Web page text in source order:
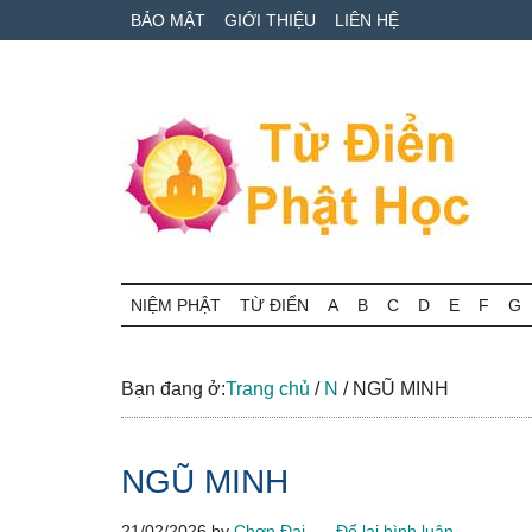
to
to
qua
BẢO MẬT GIỚI THIỆU LIÊN HỆ
Từ
điển
Phật
học
cứu
thuật
Phật
học
NIỆM PHẬT TỪ ĐIỂN A B C D E F G
Bạn đang ở:Trang chủ / N /NGŨ MINH
NGŨ MINH